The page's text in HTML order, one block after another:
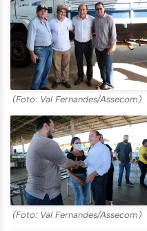
(Foto: Val Fernandes/Assecom)
(Foto: Val Fernandes/Assecom)